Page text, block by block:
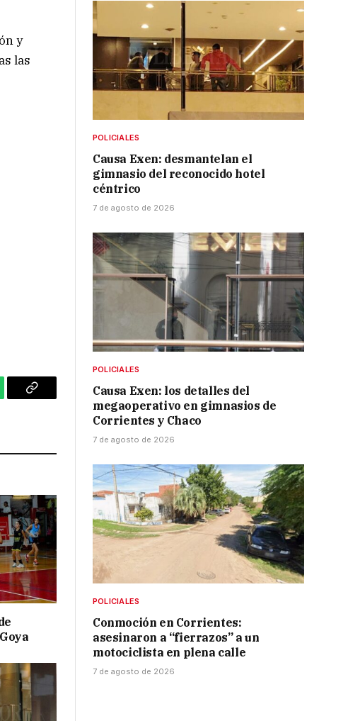
y
las
Copy
POLICIALES
Causa Exen: desmantelan el
gimnasio del reconocido hotel
céntrico
7 de agosto de 2026
POLICIALES
Causa Exen: los detalles del
megaoperativo en gimnasios de
Corrientes y Chaco
7 de agosto de 2026
POLICIALES
Conmoción en Corrientes:
asesinaron a “fierrazos” a un
motociclista en plena calle
7 de agosto de 2026